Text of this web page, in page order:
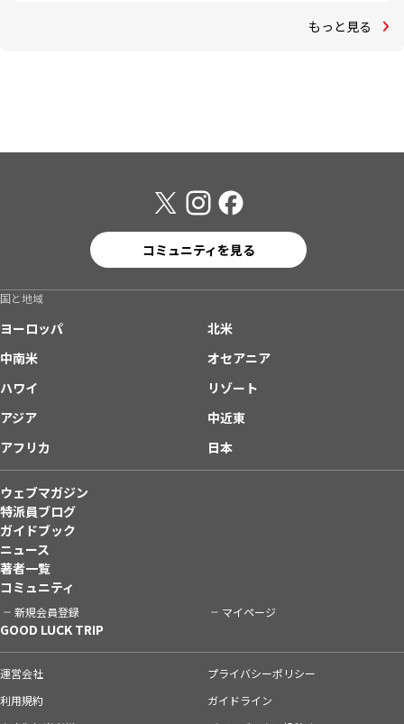
もっと見る
コミュニティを見る
国と地域
ヨーロッパ
北米
中南米
オセアニア
ハワイ
リゾート
アジア
中近東
アフリカ
日本
ウェブマガジン
特派員ブログ
ガイドブック
ニュース
著者一覧
コミュニティ
新規会員登録 マイページ
GOOD LUCK TRIP
運営会社
プライバシーポリシー
利用規約
ガイドライン